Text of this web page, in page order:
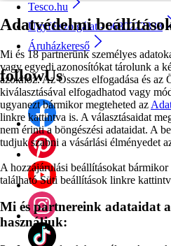
Adatvédelmi
Mi és 18 partnerünk személyes
vagy egyedi azonosítókat tárolunk a
azokhoz. Az Összes elfogadása és az
kiválasztásával elfogadhatod vagy
ugyanezt bármikor megteheted az
linkre kattintva is. A választásaidat
nem érinti a böngészési adataidat. A
tudjuk szabni a vásárlási élményedet
A hozzájárulási beállításokat
található Süti beállítások linkre
Mi és partnereink adataidat
használjuk:
Tesco.hu
Ügyfélszolgálat - 0680222333
Áruházkereső
followUs